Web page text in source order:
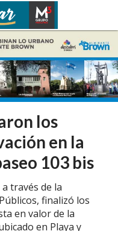
los
en la
103 bis
través de la
finalizó los
en valor de la
en Playa y